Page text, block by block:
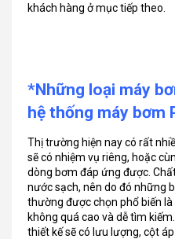
khách hàng ở mục tiếp theo.
*Những loại máy
hệ thống máy bơm
Thị trường hiện nay có rất
sẽ có nhiệm vụ riêng, hoặc
dòng bơm đáp ứng được.
nước sạch, nên do đó những
thường được chọn phổ biến
không quá cao và dễ tìm
thiết kế sẽ có lưu lượng, cột